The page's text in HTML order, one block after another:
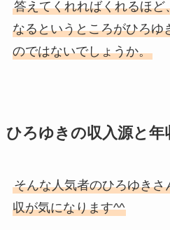
答えてくれればくれるほ
なるというところがひろゆ
のではないでしょうか。
ひろゆきの収入源と年
そんな人気者のひろゆき
収が気になります^^